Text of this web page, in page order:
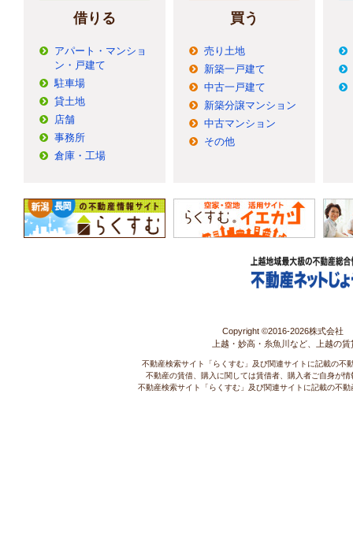
借りる
アパート・マンショ
ン・戸建て
駐車場
貸土地
店舗
事務所
倉庫・工場
買う
売り土地
新築一戸建て
中古一戸建て
新築分譲マンション
中古マンション
その他
Copyright ©2016-2026株式会社
上越・妙高・糸魚川など、上越の
不動産検索サイト「らくすむ」及び関連サイトに記載の不
不動産の賃借、購入に関しては賃借者、購入者ご自身が
不動産検索サイト「らくすむ」及び関連サイトに記載の不